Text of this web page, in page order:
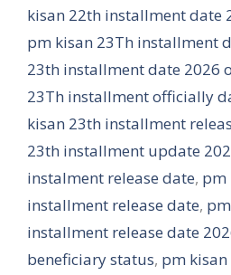
kisan 22th installment date
pm kisan 23Th installment
23th installment date 2026
23Th installment officially
kisan 23th installment
23th installment update
instalment release date, pm
installment release date,
installment release date
beneficiary status, pm